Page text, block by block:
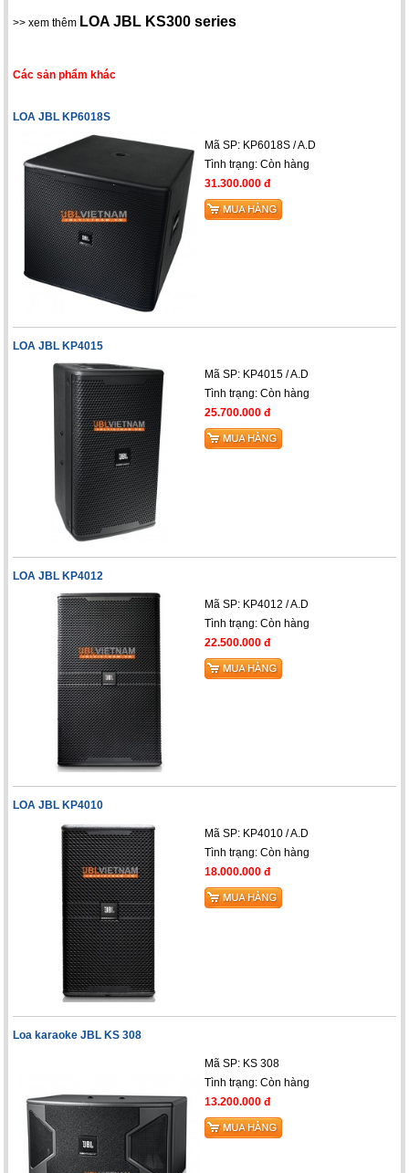
>> xem thêm LOA JBL KS300 series
Các sản phẩm khác
LOA JBL KP6018S
Mã SP: KP6018S / A.D
Tình trạng: Còn hàng
31.300.000 đ
LOA JBL KP4015
Mã SP: KP4015 / A.D
Tình trạng: Còn hàng
25.700.000 đ
LOA JBL KP4012
Mã SP: KP4012 / A.D
Tình trạng: Còn hàng
22.500.000 đ
LOA JBL KP4010
Mã SP: KP4010 / A.D
Tình trạng: Còn hàng
18.000.000 đ
Loa karaoke JBL KS 308
Mã SP: KS 308
Tình trạng: Còn hàng
13.200.000 đ